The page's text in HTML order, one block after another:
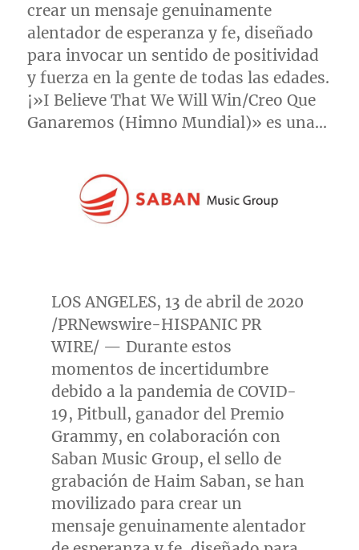
crear un mensaje genuinamente
alentador de esperanza y fe, diseñado
para invocar un sentido de positividad
y fuerza en la gente de todas las edades.
¡»I Believe That We Will Win/Creo Que
Ganaremos (Himno Mundial)» es una…
LOS ANGELES, 13 de abril de 2020
/PRNewswire-HISPANIC PR
WIRE/ — Durante estos
momentos de incertidumbre
debido a la pandemia de COVID-
19, Pitbull, ganador del Premio
Grammy, en colaboración con
Saban Music Group, el sello de
grabación de Haim Saban, se han
movilizado para crear un
mensaje genuinamente alentador